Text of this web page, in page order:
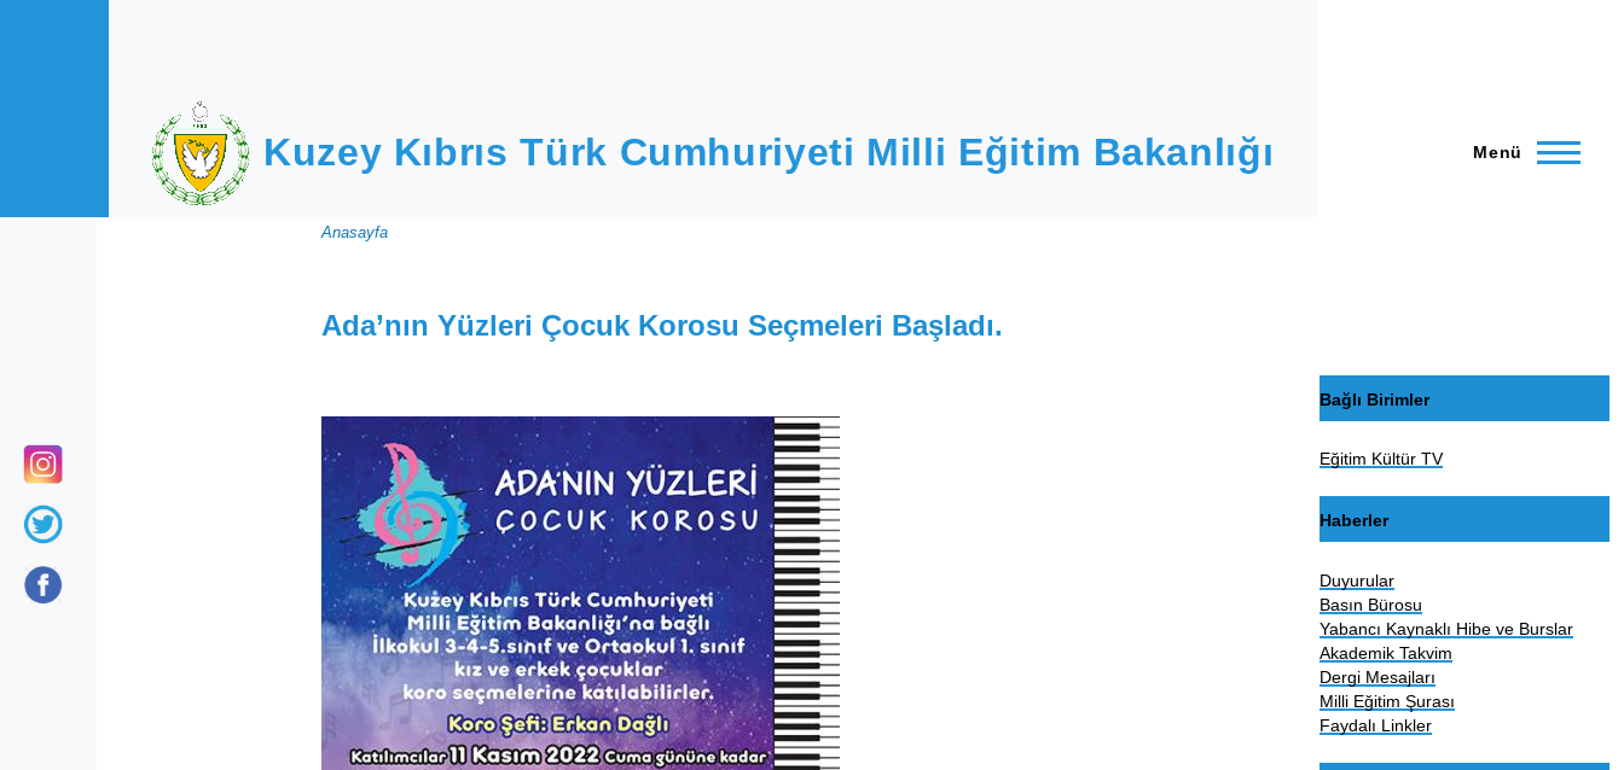
Kuzey Kıbrıs Türk Cumhuriyeti Milli Eğitim Bakanlığı Menü
Sayfa
yolu
Anasayfa
Ada’nın Yüzleri Çocuk Korosu Seçmeleri Başladı.
Bağlı Birimler
Eğitim Kültür TV
Haberler
Duyurular
Basın Bürosu
Yabancı Kaynaklı Hibe ve Burslar
Akademik Takvim
Dergi Mesajları
Milli Eğitim Şurası
Faydalı Linkler